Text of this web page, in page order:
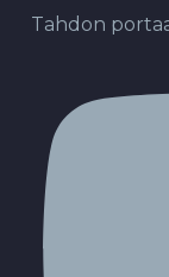
Tahdon